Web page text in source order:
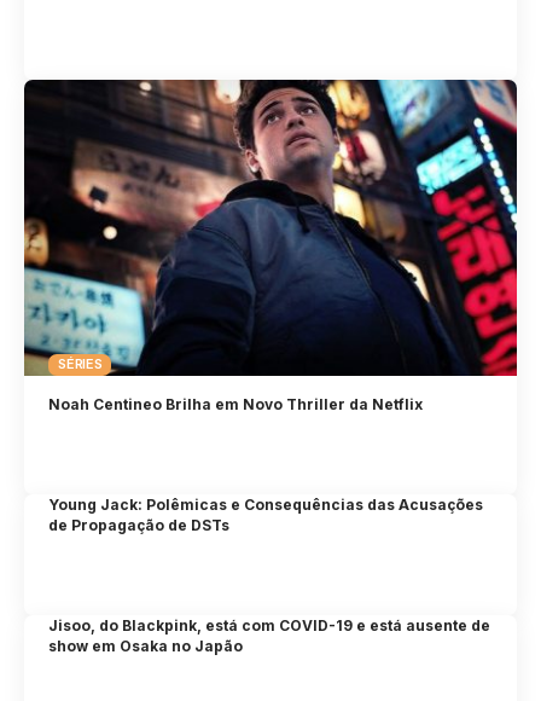
SÉRIES
Noah Centineo Brilha em Novo Thriller da Netflix
Young Jack: Polêmicas e Consequências das Acusações
de Propagação de DSTs
Jisoo, do Blackpink, está com COVID-19 e está ausente de
show em Osaka no Japão